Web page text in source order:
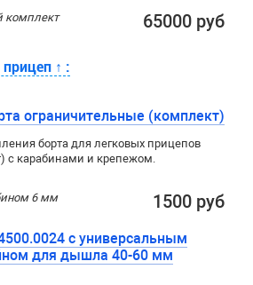
комплект 65000 руб
прицеп ↑ :
ограничительные (комплект)
борта для легковых прицепов
с карабинами и крепежом.
6 мм 1500 руб
с универсальным
для дышла 40-60 мм